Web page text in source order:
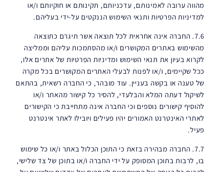
מהווה ערובה לאמינותם, עדכניותם, תקינותם או חוקיותם ו/או
למדיניות הפרטיות ותנאי השימוש הננקטים על-ידי בעליהם.
7.6. החברה אינה אחראית לכל תוצאה אשר תיגרם כתוצאה
מהשימוש באתרים המקושרים ו/או מהסתמכות עליהם וממליצה
לקרוא בעיון את תנאי השימוש ומדיניות הפרטיות של אתרים אלו,
ככל שקיימים, ו/או לפנות לבעלי האתרים המקושרים בכל מקרה
של טענה או בקשה בעניין. עוד מובהר, כי החברה רשאית, בהתאם
לשיקול דעתה המלא והבלעדי, להסיר כל קישור מהאתר ו/או
להוסיף קישורים נוספים וכי החברה אינה מתחייבת כי הקישורים
לאתרי האינטרנט האמורים יהיו פעילים ויובילו לאתר אינטרנט
פעיל.
7.7. החברה מבהירה בזאת כי התוכן הכלול באתר ו/או כל שימוש
בו, לרבות בתוכן המסופק על ידי החברה ו/או בתוכן של צד שלישי,